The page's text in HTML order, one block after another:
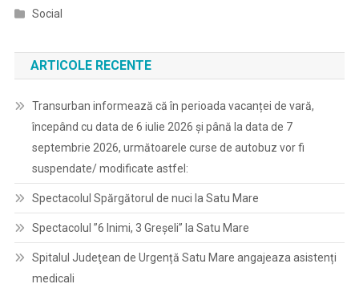
Social
ARTICOLE RECENTE
Transurban informează că în perioada vacanței de vară,
începând cu data de 6 iulie 2026 și până la data de 7
septembrie 2026, următoarele curse de autobuz vor fi
suspendate/ modificate astfel:
Spectacolul Spărgătorul de nuci la Satu Mare
Spectacolul ”6 Inimi, 3 Greșeli” la Satu Mare
Spitalul Judeţean de Urgență Satu Mare angajeaza asistenți
medicali